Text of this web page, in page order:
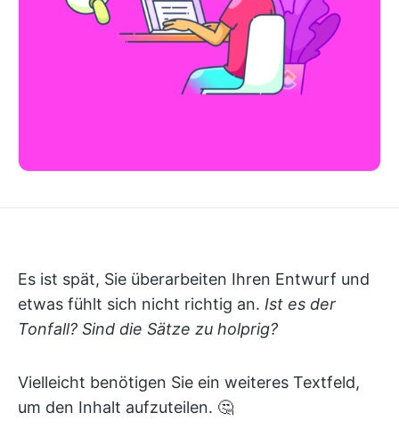
Es ist spät, Sie überarbeiten Ihren Entwurf und
etwas fühlt sich nicht richtig an. Ist es der
Tonfall? Sind die Sätze zu holprig?
Vielleicht benötigen Sie ein weiteres Textfeld,
um den Inhalt aufzuteilen. 🤔